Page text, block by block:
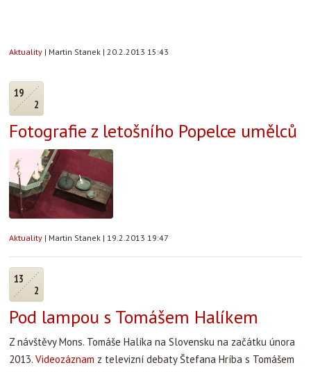
Aktuality | Martin Stanek | 20.2.2013 15:43
19
2
Fotografie z letošního Popelce umělců
Aktuality | Martin Stanek | 19.2.2013 19:47
13
2
Pod lampou s Tomášem Halíkem
Z návštěvy Mons. Tomáše Halíka na Slovensku na začátku února
2013. Videozáznam z televizní debaty Štefana Hríba s Tomášem